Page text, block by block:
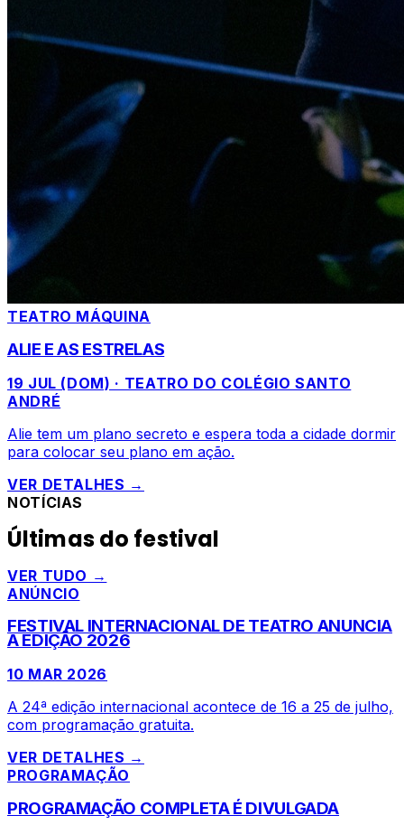
TEATRO MÁQUINA
ALIE E AS ESTRELAS
19 JUL (DOM) · TEATRO DO COLÉGIO SANTO
ANDRÉ
Alie tem um plano secreto e espera toda a cidade dormir
para colocar seu plano em ação.
VER DETALHES →
NOTÍCIAS
Últimas do festival
VER TUDO →
ANÚNCIO
FESTIVAL INTERNACIONAL DE TEATRO ANUNCIA
A EDIÇÃO 2026
10 MAR 2026
A 24ª edição internacional acontece de 16 a 25 de julho,
com programação gratuita.
VER DETALHES →
PROGRAMAÇÃO
PROGRAMAÇÃO COMPLETA É DIVULGADA